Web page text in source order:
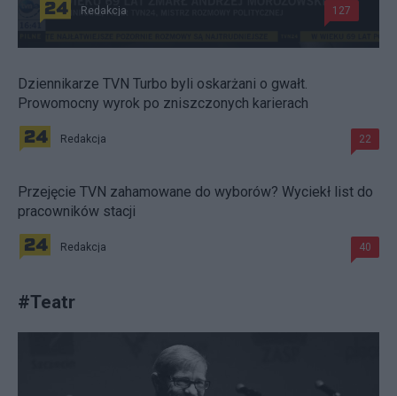
Redakcja 127
Dziennikarze TVN Turbo byli oskarżani o gwałt.
Prowomocny wyrok po zniszczonych karierach
Redakcja 22
Przejęcie TVN zahamowane do wyborów? Wyciekł list do
pracowników stacji
Redakcja 40
#Teatr